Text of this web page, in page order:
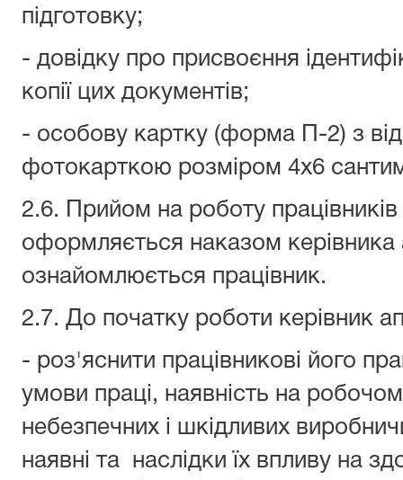
підготовку;
- довідку про присвоєння
копії цих документів;
- особову картку (форма П-2) з
фотокарткою розміром 4x6
2.6. Прийом на роботу
оформляється наказом керівника
ознайомлюється працівник.
2.7. До початку роботи керівник
- роз'яснити працівникові його
умови праці, наявність на
небезпечних і шкідливих
наявні та наслідки їх впливу на